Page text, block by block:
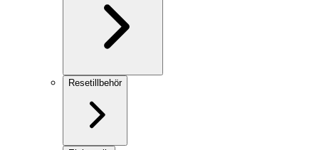
Resetillbehör